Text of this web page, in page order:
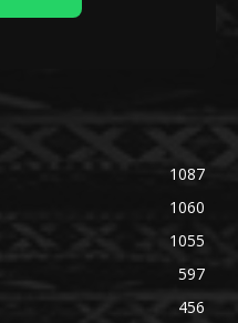
1087
1060
1055
597
456